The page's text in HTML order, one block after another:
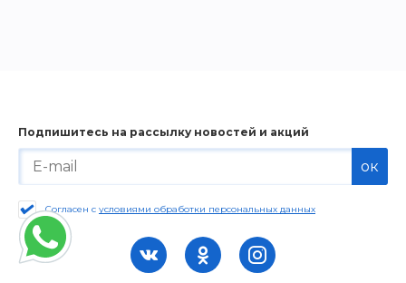
Подпишитесь на рассылку новостей и акций
ок
Согласен с условиями обработки персональных данных